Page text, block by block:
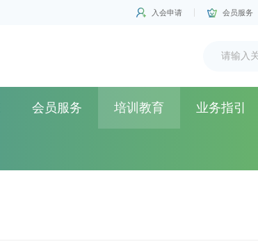
入会申请 会员服务
会员服务 培训教育 业务指引